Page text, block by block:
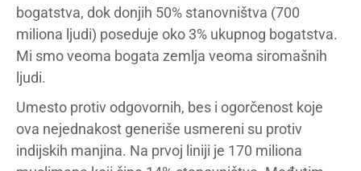
bogatstva, dok donjih 50% stanovništva (700
miliona ljudi) poseduje oko 3% ukupnog bogatstva.
Mi smo veoma bogata zemlja veoma siromašnih
ljudi.
Umesto protiv odgovornih, bes i ogorčenost koje
ova nejednakost generiše usmereni su protiv
indijskih manjina. Na prvoj liniji je 170 miliona